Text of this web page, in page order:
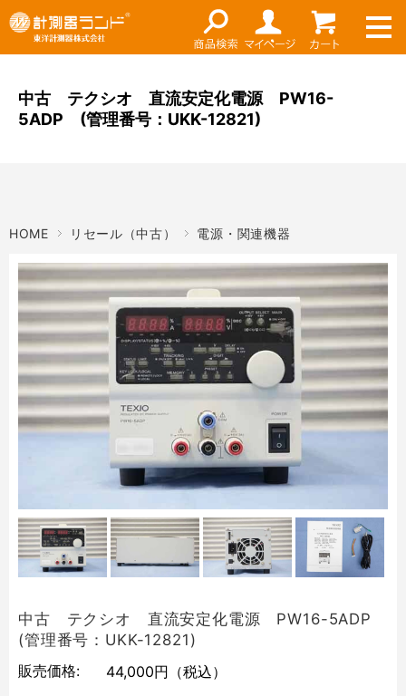
ネット通販（リセール）
ご利用ガイド
メーカーショップ
お問い合わせ
メーカー名
価格帯
中古 テクシオ 直流安定化電源 PW16-
5ADP (管理番号：UKK-12821)
HOME リセール（中古） 電源・関連機器
中古 テクシオ 直流安定化電源 PW16-5ADP
(管理番号：UKK-12821)
販売価格:
44,000円 （税込）